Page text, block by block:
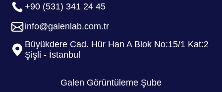
+90 (531) 341 24 45
info@galenlab.com.tr
Büyükdere Cad. Hür Han A Blok No:15/1 Kat:2
Şişli - İstanbul
Galen Görüntüleme Şube